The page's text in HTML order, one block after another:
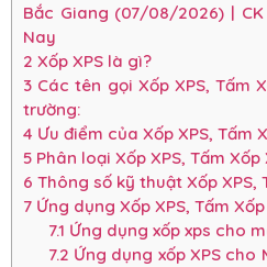
Bắc Giang (07/08/2026) | CK
Nay
2 Xốp XPS là gì?
3 Các tên gọi Xốp XPS, Tấm
trường:
4 Ưu điểm của Xốp XPS, Tấm
5 Phân loại Xốp XPS, Tấm Xốp
6 Thông số kỹ thuật Xốp XPS,
7 Ứng dụng Xốp XPS, Tấm Xốp
7.1 Ứng dụng xốp xps cho
7.2 Ứng dụng xốp XPS